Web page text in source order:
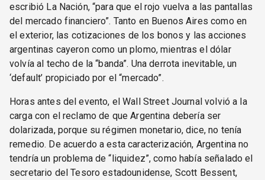
escribió La Nación, “para que el rojo vuelva a las pantallas
del mercado financiero”. Tanto en Buenos Aires como en
el exterior, las cotizaciones de los bonos y las acciones
argentinas cayeron como un plomo, mientras el dólar
volvía al techo de la “banda”. Una derrota inevitable, un
‘default’ propiciado por el “mercado”.
Horas antes del evento, el Wall Street Journal volvió a la
carga con el reclamo de que Argentina debería ser
dolarizada, porque su régimen monetario, dice, no tenía
remedio. De acuerdo a esta caracterización, Argentina no
tendría un problema de “liquidez”, como había señalado el
secretario del Tesoro estadounidense, Scott Bessent,